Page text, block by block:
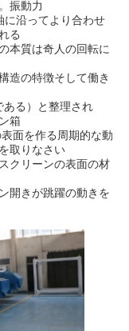
振動力
に沿ってより合わせ
る
本質は奇人の回転に
造の特徴そして働き
る）と整理され
箱
面を作る周期的な動
取りなさい
クリーンの表面の材
開きが跳躍の動きを